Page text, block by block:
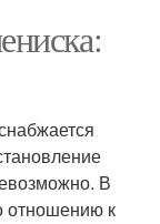
В
отношению к